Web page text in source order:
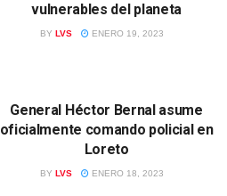
vulnerables del planeta
BY LVS ENERO 19, 2023
General Héctor Bernal asume
oficialmente comando policial en
Loreto
BY LVS ENERO 18, 2023